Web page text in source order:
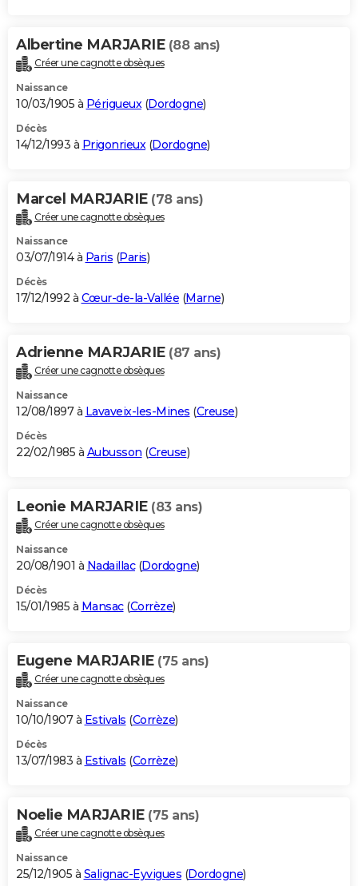
Albertine MARJARIE (88 ans)
Créer une cagnotte obsèques
Naissance
10/03/1905 à Périgueux (Dordogne)
Décès
14/12/1993 à Prigonrieux (Dordogne)
Marcel MARJARIE (78 ans)
Créer une cagnotte obsèques
Naissance
03/07/1914 à Paris (Paris)
Décès
17/12/1992 à Cœur-de-la-Vallée (Marne)
Adrienne MARJARIE (87 ans)
Créer une cagnotte obsèques
Naissance
12/08/1897 à Lavaveix-les-Mines (Creuse)
Décès
22/02/1985 à Aubusson (Creuse)
Leonie MARJARIE (83 ans)
Créer une cagnotte obsèques
Naissance
20/08/1901 à Nadaillac(Dordogne)
Décès
15/01/1985 à Mansac(Corrèze)
Eugene MARJARIE (75 ans)
Créer une cagnotte obsèques
Naissance
10/10/1907 à Estivals (Corrèze)
Décès
13/07/1983 à Estivals (Corrèze)
Noelie MARJARIE (75 ans)
Créer une cagnotte obsèques
Naissance
25/12/1905 à Salignac-Eyvigues (Dordogne)